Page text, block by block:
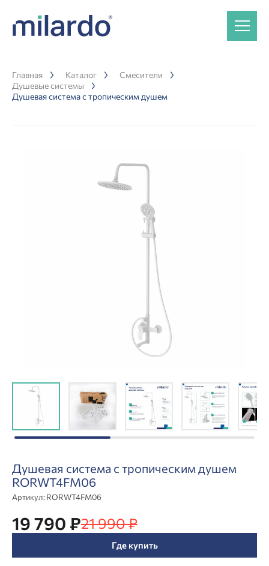
Главная Каталог
Смесители
Душевые системы
Душевая система с тропическим душем
Душевая система с тропическим душем
RORWT4FM06
Артикул:RORWT4FM06
19 790 ₽21 990 ₽
Где купить